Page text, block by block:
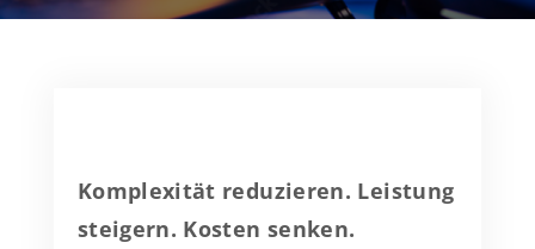
Komplexität reduzieren. Leistung
steigern. Kosten senken.